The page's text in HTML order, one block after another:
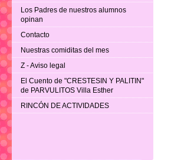
Los Padres de nuestros alumnos
opinan
Contacto
Nuestras comiditas del mes
Z - Aviso legal
El Cuento de "CRESTESIN Y PALITIN"
de PARVULITOS Villa Esther
RINCÓN DE ACTIVIDADES